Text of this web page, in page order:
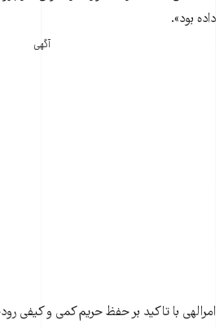
داده بود».
آگهی
امرالهی با تاکید بر حفظ حریم کمی و کیفی